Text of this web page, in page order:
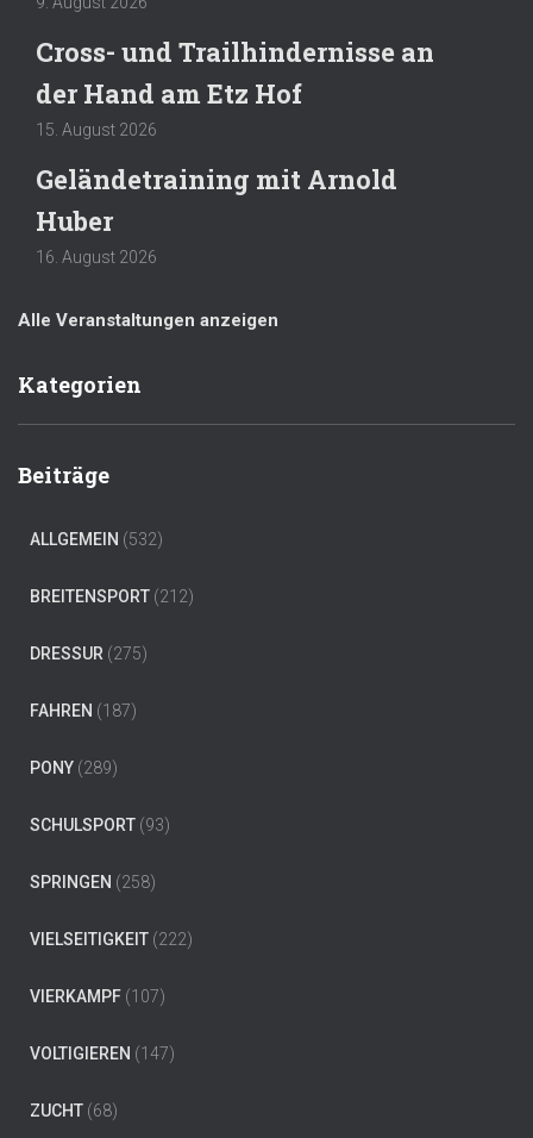
Cross- und Trailhindernisse an
der Hand am Etz Hof
15. August 2026
Geländetraining mit Arnold
Huber
16. August 2026
Alle Veranstaltungen anzeigen
Kategorien
Beiträge
ALLGEMEIN (532)
BREITENSPORT (212)
DRESSUR (275)
FAHREN (187)
PONY (289)
SCHULSPORT (93)
SPRINGEN (258)
VIELSEITIGKEIT (222)
VIERKAMPF (107)
VOLTIGIEREN (147)
ZUCHT (68)